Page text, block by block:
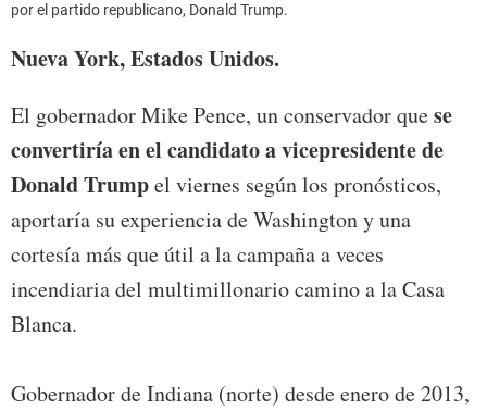
por el partido republicano, Donald Trump.
Nueva York, Estados Unidos.
El gobernador Mike Pence, un conservador quese
convertiría en el candidato a vicepresidente de
Donald Trumpel viernes según los pronósticos,
aportaría su experiencia de Washington y una
cortesía más que útil a la campaña a veces
incendiaria del multimillonario camino a la Casa
Blanca.
Gobernador de Indiana (norte) desde enero de 2013,